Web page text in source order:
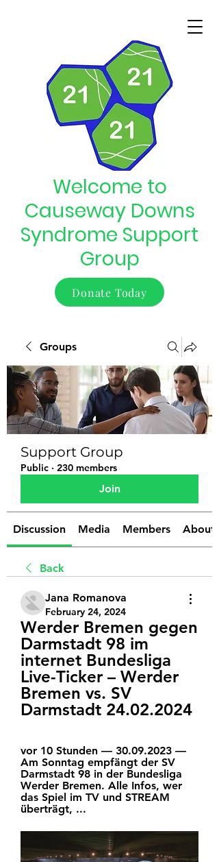
Welcome to
Causeway Downs
Syndrome Support
Group
Donate Today
Groups
Support Group
Public · 230 members
Join
Discussion Media Members About
Back
Jana Romanova
February 24, 2024
Werder Bremen gegen
Darmstadt 98 im
internet Bundesliga
Live-Ticker – Werder
Bremen vs. SV
Darmstadt 24.02.2024
vor 10 Stunden — 30.09.2023 —
Am Sonntag empfängt der SV
Darmstadt 98 in der Bundesliga
Werder Bremen. Alle Infos, wer
das Spiel im TV und STREAM
überträgt, ...